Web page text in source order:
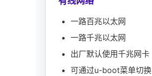
一路百兆以太网
一路千兆以太网
出厂默认使用千兆网卡
可通过u-boot菜单切换